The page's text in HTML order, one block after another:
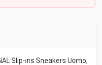
Slip-ins Sneakers Uomo,